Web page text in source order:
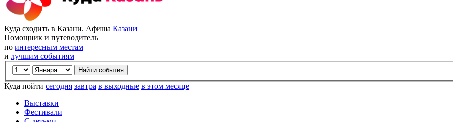
Куда сходить в Казани. Афиша Казани
Помощник и путеводитель
по интересным местам
и лучшим событиям
Куда пойти сегодня завтра в выходные в этом месяце
Выставки
Фестивали